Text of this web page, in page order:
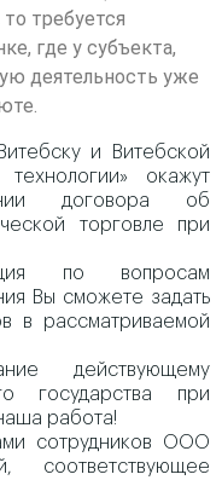
требуется
где у субъекта,
деятельность уже
и Витебской
окажут
договора об
торговле при
по вопросам
Вы сможете задать
в рассматриваемой
действующему
государства при
работа!
сотрудников ООО
соответствующее